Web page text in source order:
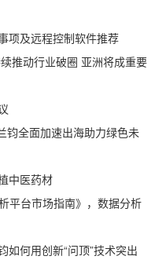
项及远程控制软件推荐
推动行业破圈 亚洲将成重要
钧全面加速出海助力绿色未
中医药材
平台市场指南》，数据分析
何用创新“问顶”技术突出